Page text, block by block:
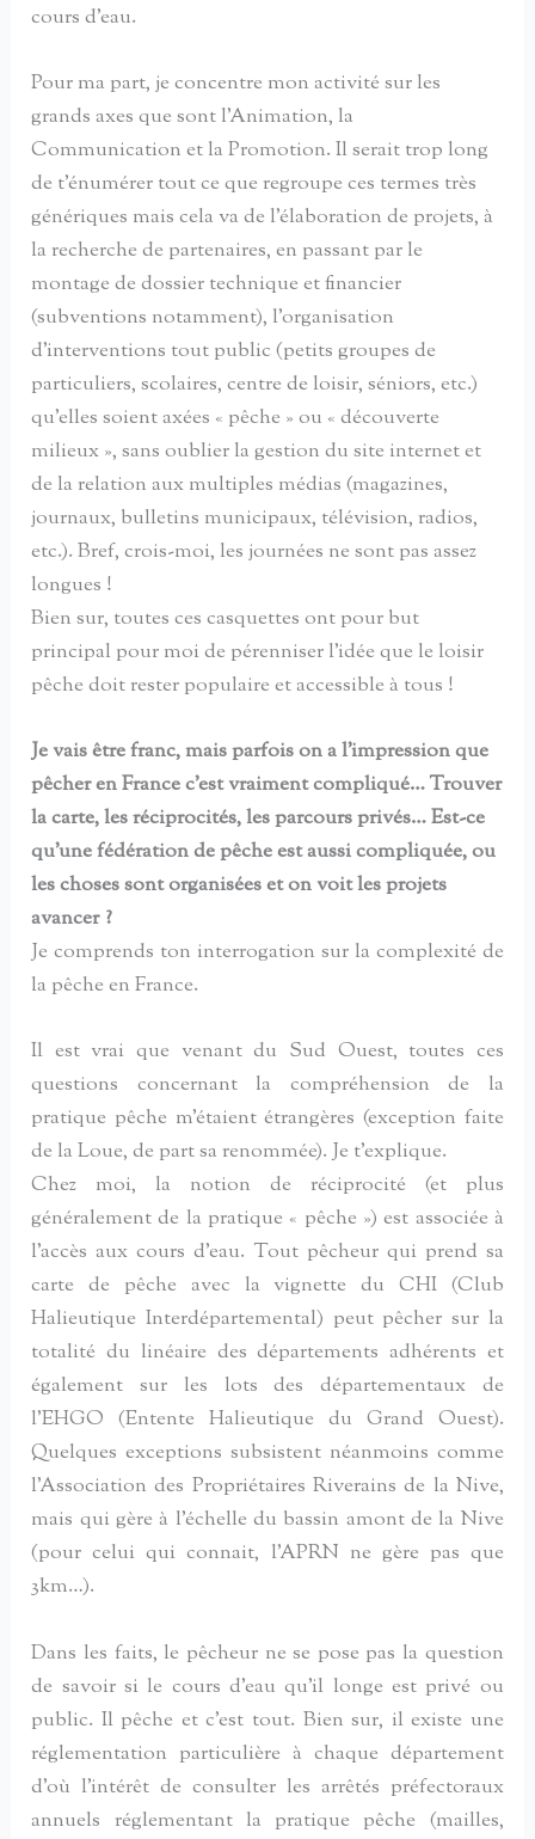
cours d’eau.
Pour ma part, je concentre mon activité sur les
grands axes que sont l’Animation, la
Communication et la Promotion. Il serait trop long
de t’énumérer tout ce que regroupe ces termes très
génériques mais cela va de l’élaboration de projets, à
la recherche de partenaires, en passant par le
montage de dossier technique et financier
(subventions notamment), l’organisation
d’interventions tout public (petits groupes de
particuliers, scolaires, centre de loisir, séniors, etc.)
qu’elles soient axées « pêche » ou « découverte
milieux », sans oublier la gestion du site internet et
de la relation aux multiples médias (magazines,
journaux, bulletins municipaux, télévision, radios,
etc.). Bref, crois-moi, les journées ne sont pas assez
longues !
Bien sur, toutes ces casquettes ont pour but
principal pour moi de pérenniser l’idée que le loisir
pêche doit rester populaire et accessible à tous !
Je vais être franc, mais parfois on a l’impression que
pêcher en France c’est vraiment compliqué… Trouver
la carte, les réciprocités, les parcours privés… Est-ce
qu’une fédération de pêche est aussi compliquée, ou
les choses sont organisées et on voit les projets
avancer ?
Je comprends ton interrogation sur la complexité de
la pêche en France.
Il est vrai que venant du Sud Ouest, toutes ces
questions concernant la compréhension de la
pratique pêche m’étaient étrangères (exception faite
de la Loue, de part sa renommée). Je t’explique.
Chez moi, la notion de réciprocité (et plus
généralement de la pratique « pêche ») est associée à
l’accès aux cours d’eau. Tout pêcheur qui prend sa
carte de pêche avec la vignette du CHI (Club
Halieutique Interdépartemental) peut pêcher sur la
totalité du linéaire des départements adhérents et
également sur les lots des départementaux de
l’EHGO (Entente Halieutique du Grand Ouest).
Quelques exceptions subsistent néanmoins comme
l’Association des Propriétaires Riverains de la Nive,
mais qui gère à l’échelle du bassin amont de la Nive
(pour celui qui connait, l’APRN ne gère pas que
3km…).
Dans les faits, le pêcheur ne se pose pas la question
de savoir si le cours d’eau qu’il longe est privé ou
public. Il pêche et c’est tout. Bien sur, il existe une
réglementation particulière à chaque département
d’où l’intérêt de consulter les arrêtés préfectoraux
annuels réglementant la pratique pêche (mailles,